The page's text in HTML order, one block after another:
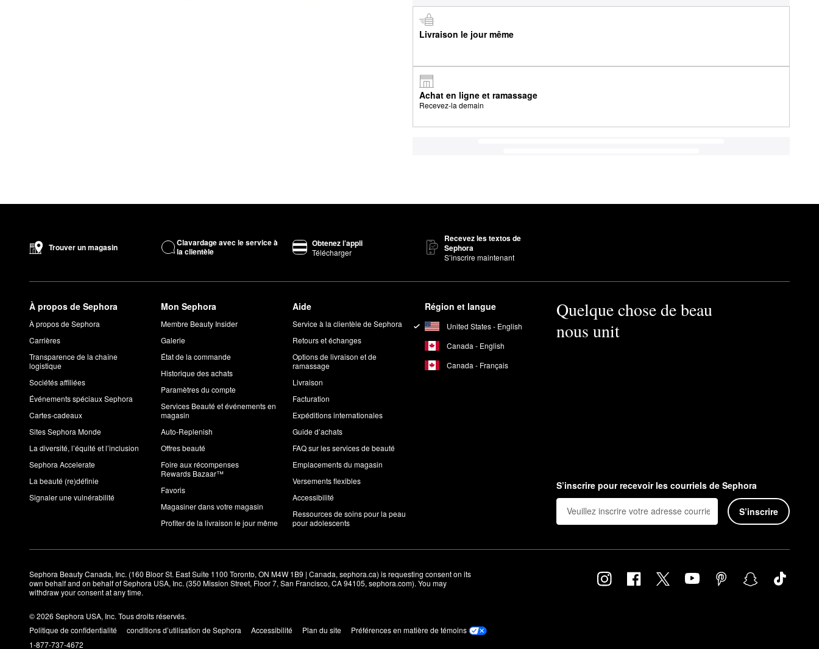
Livraison le jour même
Achat en ligne et ramassage
Recevez-la demain
Trouver un magasin
Clavardage avec le service à
la clientèle
Obtenez l’appli
Télécharger
Recevez les textos de
Sephora
S’inscrire maintenant
À propos de Sephora
À propos de Sephora
Carrières
Transparence de la chaîne
logistique
Sociétés affiliées
Événements spéciaux Sephora
Cartes-cadeaux
Sites Sephora Monde
La diversité, l’équité et l’inclusion
Sephora Accelerate
La beauté (re)définie
Signaler une vulnérabilité
Mon Sephora
Membre Beauty Insider
Galerie
État de la commande
Historique des achats
Paramètres du compte
Services Beauté et événements en
magasin
Auto-Replenish
Offres beauté
Foire aux récompenses
Rewards Bazaar™
Favoris
Magasiner dans votre magasin
Profiter de la livraison le jour même
Aide
Service à la clientèle de Sephora
Retours et échanges
Options de livraison et de
ramassage
Livraison
Facturation
Expéditions internationales
Guide d’achats
FAQ sur les services de beauté
Emplacements du magasin
Versements flexibles
Accessibilité
Ressources de soins pour la peau
pour adolescents
Région et langue
United States - English
Canada - English
Canada - Français
Quelque chose de beau
nous unit
S’inscrire pour recevoir les courriels de Sephora
S’inscrire
Sephora Beauty Canada, Inc. (160 Bloor St. East Suite 1100 Toronto, ON M4W 1B9 | Canada, sephora.ca) is requesting consent on its
own behalf and on behalf of Sephora USA, Inc. (350 Mission Street, Floor 7, San Francisco, CA 94105, sephora.com). You may
withdraw your consent at any time.
© 2026 Sephora USA, Inc. Tous droits réservés.
Politique de confidentialité
conditions d’utilisation de Sephora Accessibilité Plan du site
Préférences en matière de témoins
1-877-737-4672